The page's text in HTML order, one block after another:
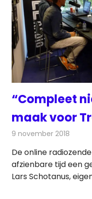
“Compleet
maak voor
9 november 2018
De online
afzienbare tijd een
Lars Schotanus,